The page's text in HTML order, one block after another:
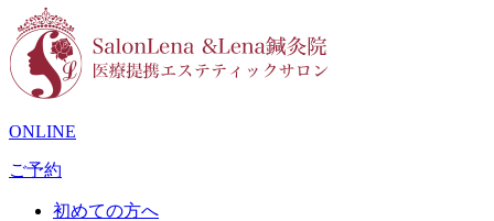
ONLINE
ご予約
初めての方へ